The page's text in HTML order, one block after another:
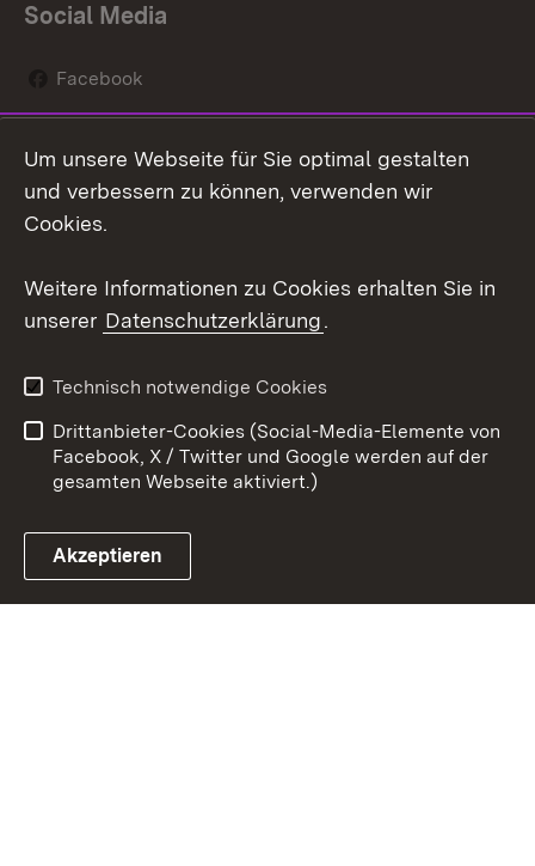
Social Media
Facebook
Social Wall
Youtube
Link zum Landesportal
Kontakt
Datenschutz
Barrierefreiheit
Impressum Cookies
Um unsere Webseite für Sie optimal gestalten
und verbessern zu können, verwenden wir
Cookies.
Weitere Informationen zu Cookies erhalten Sie in
unserer Datenschutzerklärung.
Technisch notwendige Cookies
Drittanbieter-Cookies (Social-Media-Elemente von
Facebook, X / Twitter und Google werden auf der
gesamten Webseite aktiviert.)
Akzeptieren